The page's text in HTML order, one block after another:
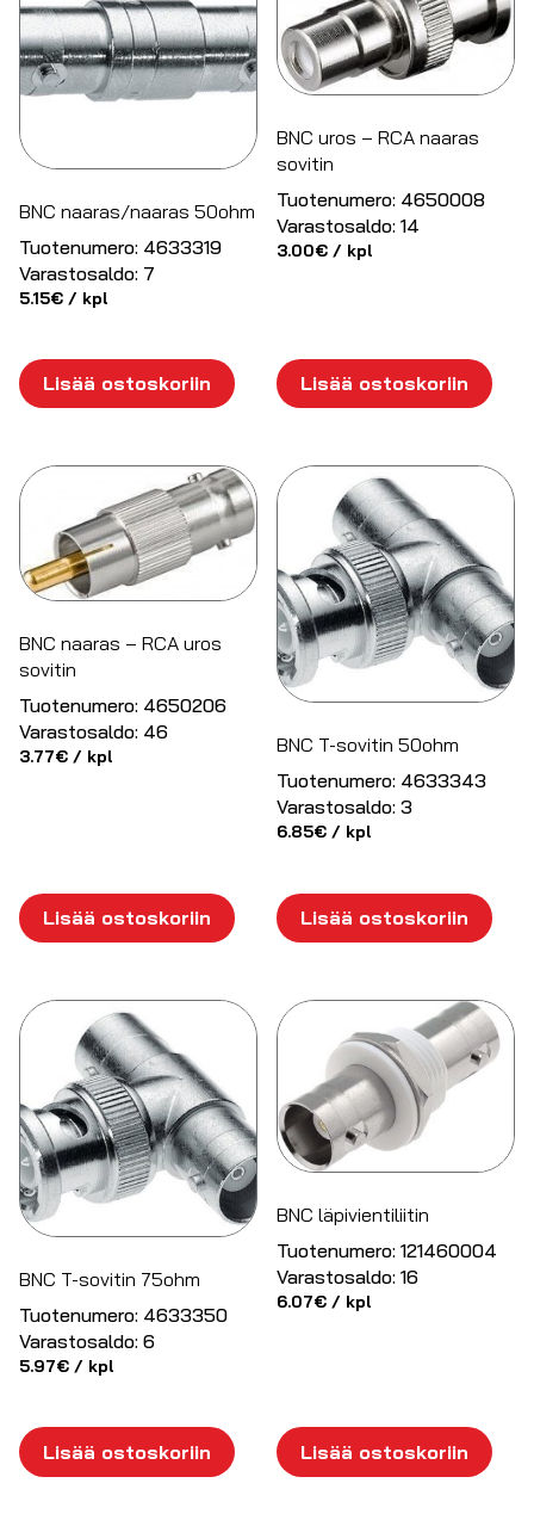
BNC naaras/naaras 50ohm
Tuotenumero: 4633319
Varastosaldo: 7
5.15€ / kpl
Lisää ostoskoriin
BNC uros – RCA naaras
sovitin
Tuotenumero: 4650008
Varastosaldo: 14
3.00€ / kpl
Lisää ostoskoriin
BNC naaras – RCA uros
sovitin
Tuotenumero: 4650206
Varastosaldo: 46
3.77€ / kpl
Lisää ostoskoriin
BNC T-sovitin 50ohm
Tuotenumero: 4633343
Varastosaldo: 3
6.85€ / kpl
Lisää ostoskoriin
BNC T-sovitin 75ohm
Tuotenumero: 4633350
Varastosaldo: 6
5.97€ / kpl
Lisää ostoskoriin
BNC läpivientiliitin
Tuotenumero: 121460004
Varastosaldo: 16
6.07€ / kpl
Lisää ostoskoriin